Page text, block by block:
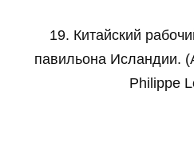
19. Китайский
павильона Исландии.
Philippe